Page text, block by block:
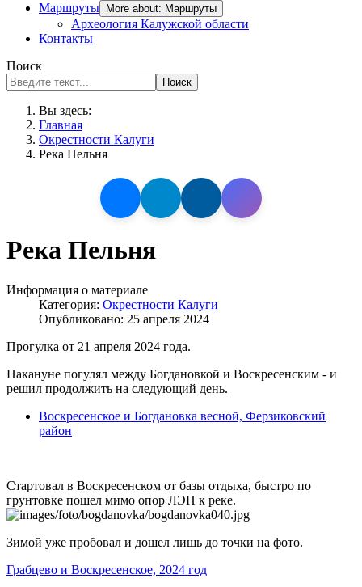
Маршруты
More about: Маршруты
Археология Калужской области
Контакты
Поиск
Поиск
Вы здесь:
Главная
Окрестности Калуги
Река Пельня
Река Пельня
Информация о материале
Категория: Окрестности Калуги
Опубликовано: 25 апреля 2024
Прогулка от 21 апреля 2024 года.
Накануне погулял между Богдановкой и Воскресенским - и
решил продолжить на следующий день.
Воскресенское и Богдановка весной, Ферзиковский
район
Стартовал в Воскресенском от базы отдыха, быстро по
грунтовке пошел мимо опор ЛЭП к реке.
Зимой уже пробовал и дошел лишь до точки на фото.
Грабцево и Воскресенское, 2024 год